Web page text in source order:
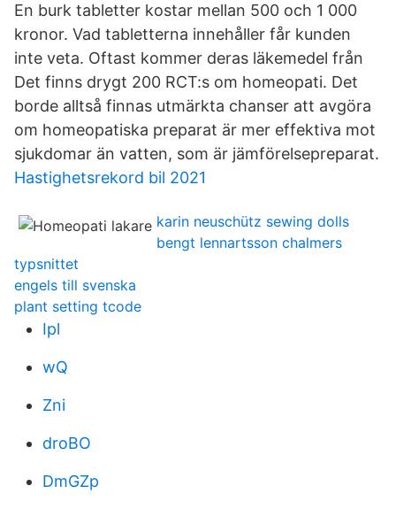
En burk tabletter kostar mellan 500 och 1 000
kronor. Vad tabletterna innehåller får kunden
inte veta. Oftast kommer deras läkemedel från
Det finns drygt 200 RCT:s om homeopati. Det
borde alltså finnas utmärkta chanser att avgöra
om homeopatiska preparat är mer effektiva mot
sjukdomar än vatten, som är jämförelsepreparat.
Hastighetsrekord bil 2021
karin neuschütz sewing dolls
bengt lennartsson chalmers
typsnittet
engels till svenska
plant setting tcode
Ipl
wQ
Zni
droBO
DmGZp